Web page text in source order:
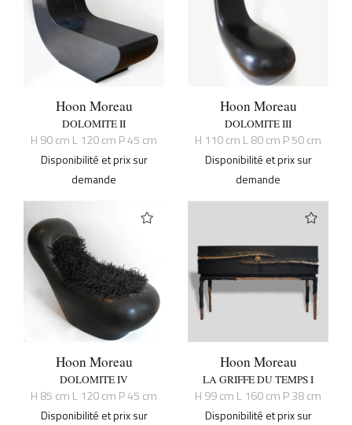
Hoon Moreau
DOLOMITE II
H 90 cm L 120 cm P 45 cm
Disponibilité et prix sur
demande
Hoon Moreau
DOLOMITE III
H 110 cm L 80 cm P 50 cm
Disponibilité et prix sur
demande
Hoon Moreau
DOLOMITE IV
H 85 cm L 120 cm P 45 cm
Disponibilité et prix sur
Hoon Moreau
LA GRIFFE DU TEMPS I
H 99 cm L 160 cm P 38 cm
Disponibilité et prix sur